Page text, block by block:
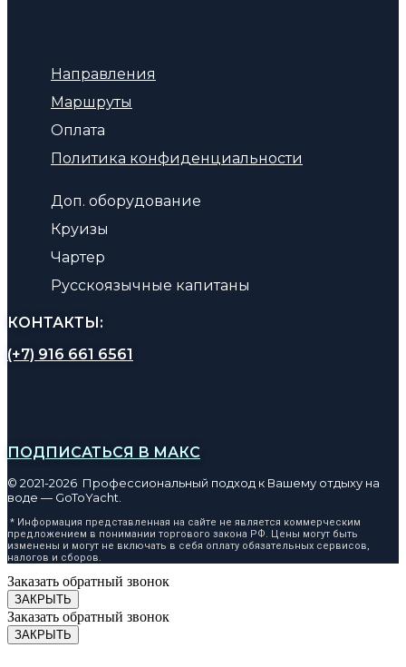
Направления
Маршруты
Оплата
Политика конфиденциальности
Доп. оборудование
Круизы
Чартер
Русскоязычные капитаны
КОНТАКТЫ:
(+7) 916 661 6561
ПОДПИСАТЬСЯ В МАКС
© 2021-2026 Профессиональный подход к Вашему отдыху на
воде — GoToYacht.
* Информация представленная на сайте не является коммерческим
предложением в понимании торгового закона РФ. Цены могут быть
изменены и могут не включать в себя оплату обязательных сервисов,
налогов и сборов.
Заказать обратный звонок
ЗАКРЫТЬ
Заказать обратный звонок
ЗАКРЫТЬ